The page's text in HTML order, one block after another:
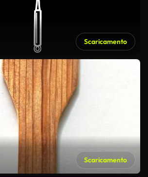
Scaricamento
Scaricamento